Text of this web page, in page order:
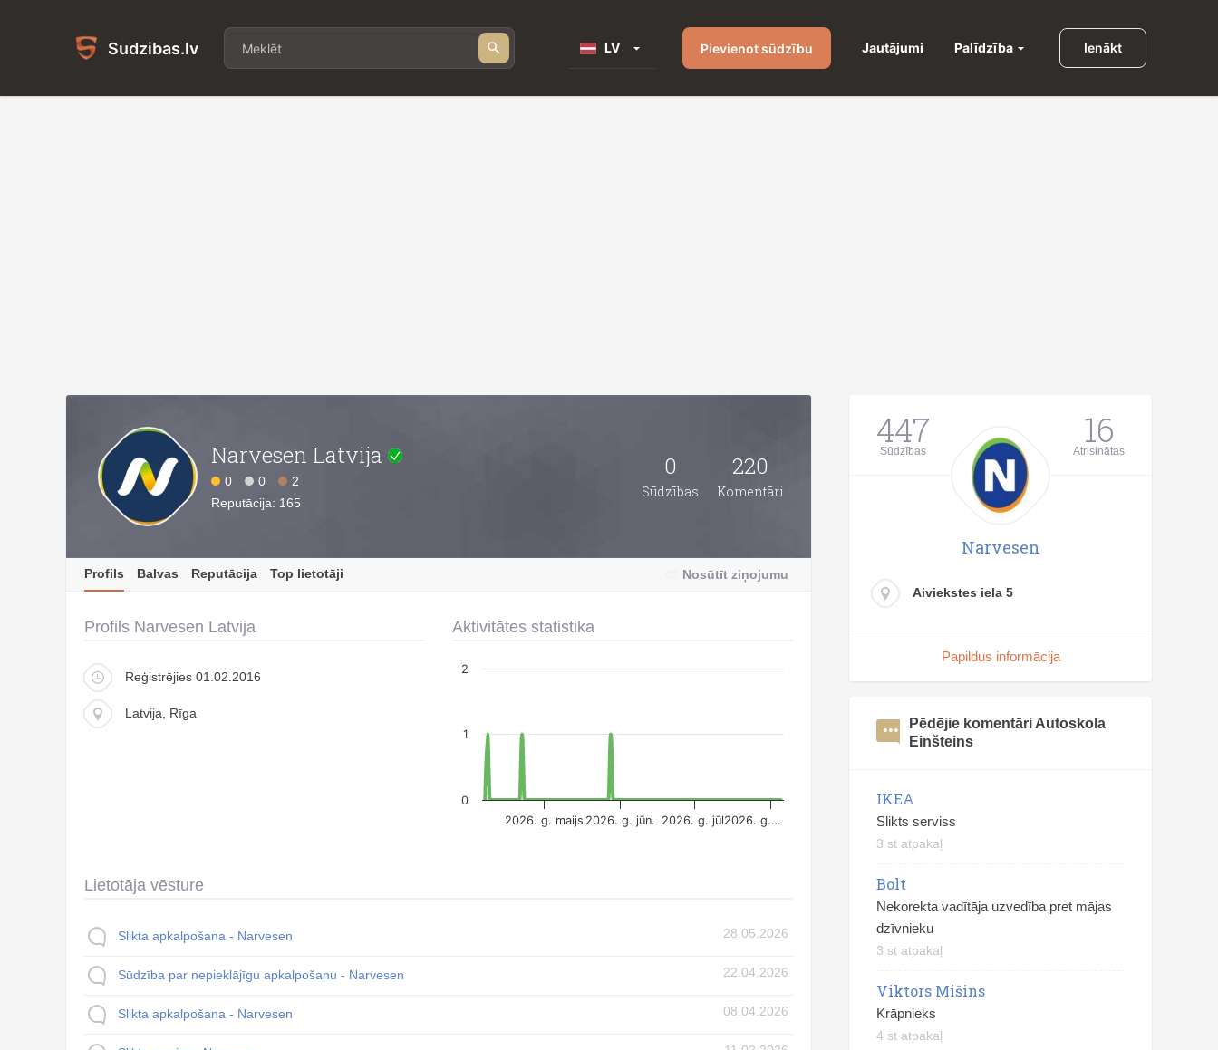
Sudzibas.lv LV Pievienot sūdzību Jautājumi Palīdzība Ienākt
Narvesen Latvija
0 0
2
Reputācija: 165
0
Sūdzības
220
Komentāri
Profils Balvas Reputācija Top lietotāji Nosūtīt ziņojumu
Profils Narvesen Latvija
Reģistrējies 01.02.2016
Latvija, Rīga
Aktivitātes statistika
2026. g. maijs 2026. g. jūn. 2026. g. jūl.2026. g.…
0
1
2
Lietotāja vēsture
Slikta apkalpošana - Narvesen 28.05.2026
Sūdzība par nepieklājīgu apkalpošanu - Narvesen 22.04.2026
Slikta apkalpošana - Narvesen 08.04.2026
447
Sūdzības 16
Atrisinātas
Narvesen
Aiviekstes iela 5
Papildus informācija
Pēdējie komentāri Autoskola
Einšteins
IKEA
Slikts serviss
3 st atpakaļ
Bolt
Nekorekta vadītāja uzvedība pret mājas
dzīvnieku
3 st atpakaļ
Viktors Mišins
Krāpnieks
4 st atpakaļ